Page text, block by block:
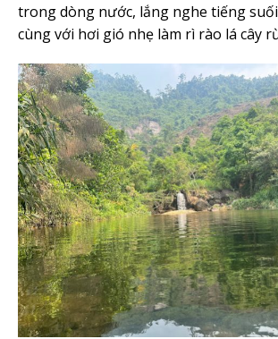
trong dòng nước, lắng nghe tiếng
cùng với hơi gió nhẹ làm rì rào lá cây